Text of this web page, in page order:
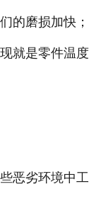
的磨损加快；
就是零件温度
恶劣环境中工